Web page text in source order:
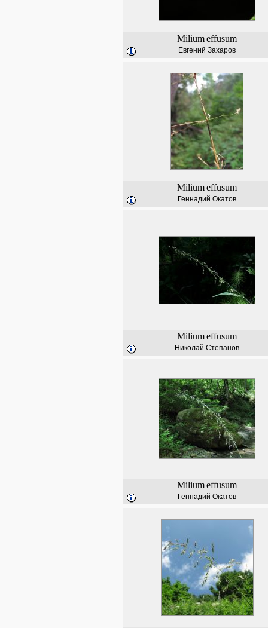
Miliumeffusum
Евгений Захаров
Miliumeffusum
Геннадий Окатов
Miliumeffusum
Николай Степанов
Miliumeffusum
Геннадий Окатов